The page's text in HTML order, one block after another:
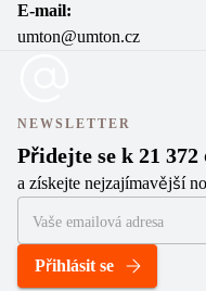
E-mail:
umton@umton.cz
NEWSLETTER
Přidejte se k 21
a získejte nejzajímavější
Přihlásit se